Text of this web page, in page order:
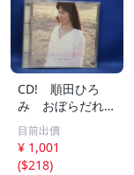
CD! 順田ひろ
み おぼらだれ
ん 帯付き OM
CD-16 42405
目前出價
¥ 1,001
($218)